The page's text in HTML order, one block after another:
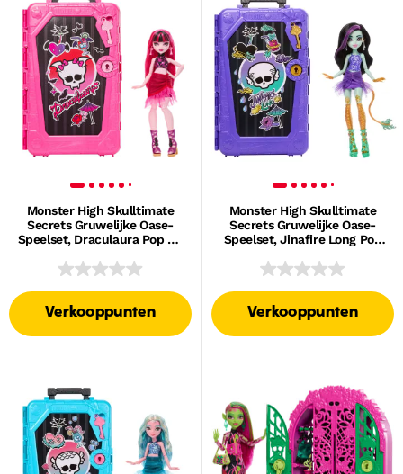
Monster High Skulltimate
Secrets Gruwelijke Oase-
Speelset, Draculaura Pop En
Verkooppunten
Monster High Skulltimate
Secrets Gruwelijke Oase-
Speelset, Jinafire Long Pop
Verkooppunten